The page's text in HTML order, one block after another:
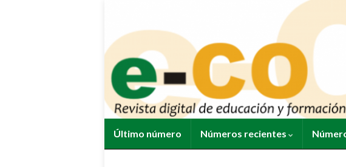
Último número Números recientes